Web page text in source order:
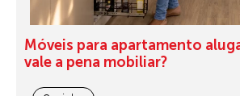
Móveis para apartamento
vale a pena mobiliar?